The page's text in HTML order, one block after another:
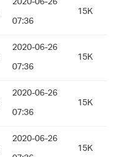
07:36
15K
2020-06-26
07:36
15K
2020-06-26
07:36
15K
2020-06-26
15K